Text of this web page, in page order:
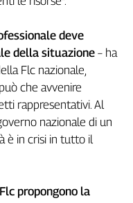
deve
della situazione – ha
Flc nazionale,
che avvenire
rappresentativi. Al
nazionale di un
è in crisi in tutto il
propongono la